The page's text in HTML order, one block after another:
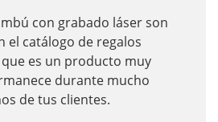
con grabado láser son
el catálogo de regalos
es un producto muy
durante mucho
de tus clientes.